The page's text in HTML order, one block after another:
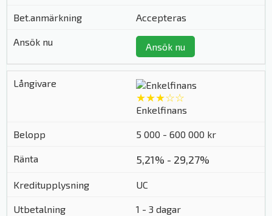
Accepteras
Ansök nu
★★★☆☆
Enkelfinans
5 000 - 600 000 kr
5,21% - 29,27%
UC
1 - 3 dagar